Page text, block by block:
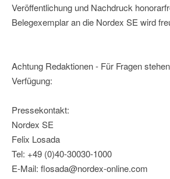
Veröffentlichung und Nachdruck
Belegexemplar an die Nordex SE wird
Achtung Redaktionen - Für Fragen
Verfügung:
Pressekontakt:
Nordex SE
Felix Losada
Tel: +49 (0)40-30030-1000
E-Mail: flosada@nordex-online.com